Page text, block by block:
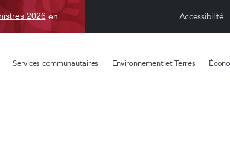
2026en TBD, du 15 avr. au 1 sept. Accessibilité
Services communautaires Environnement et Terres